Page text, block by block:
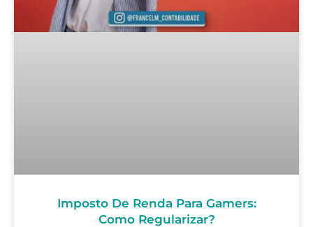
Imposto De Renda Para Gamers:
Como Regularizar?